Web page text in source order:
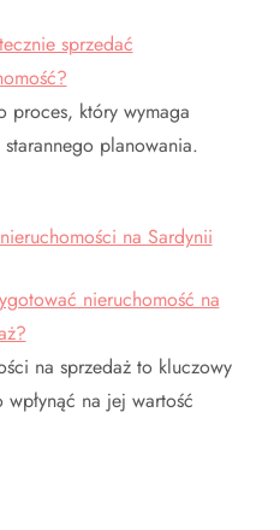
sprzedać
proces, który wymaga
planowania.
na Sardynii
nieruchomość na
na sprzedaż to kluczowy
na jej wartość